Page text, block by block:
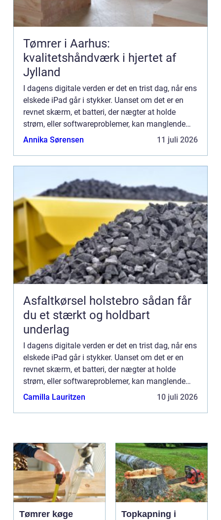
Tømrer i Aarhus:
kvalitetshåndværk i hjertet af
Jylland
I dagens digitale verden er det en trist dag, når ens
elskede iPad går i stykker. Uanset om det er en
revnet skærm, et batteri, der nægter at holde
strøm, eller softwareproblemer, kan manglende
funktionalitet på e...
Annika Sørensen 11 juli 2026
Asfaltkørsel holstebro sådan får
du et stærkt og holdbart
underlag
I dagens digitale verden er det en trist dag, når ens
elskede iPad går i stykker. Uanset om det er en
revnet skærm, et batteri, der nægter at holde
strøm, eller softwareproblemer, kan manglende
funktionalitet på e...
Camilla Lauritzen 10 juli 2026
Tømrer køge
Topkapning i